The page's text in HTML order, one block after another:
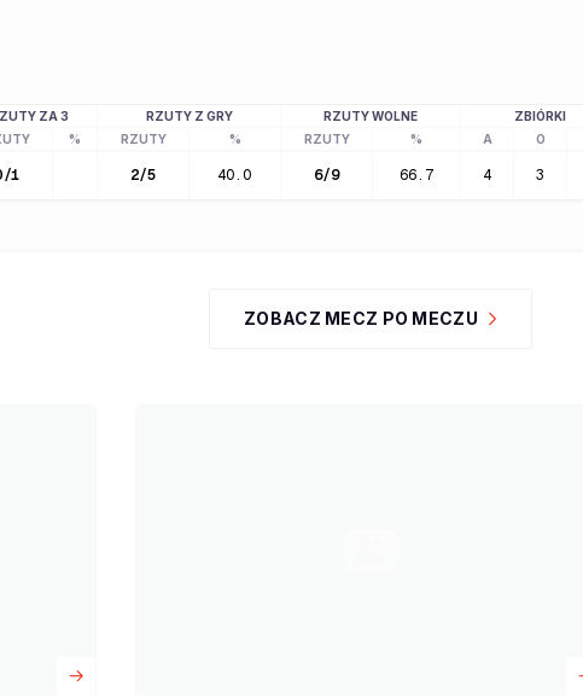
ZA 3 RZUTY Z GRY RZUTY WOLNE ZBIÓRKI
% RZUTY % RZUTY % A O
/1 2/5 40.0 6/9 66.7 4 3
ZOBACZ MECZ PO MECZU